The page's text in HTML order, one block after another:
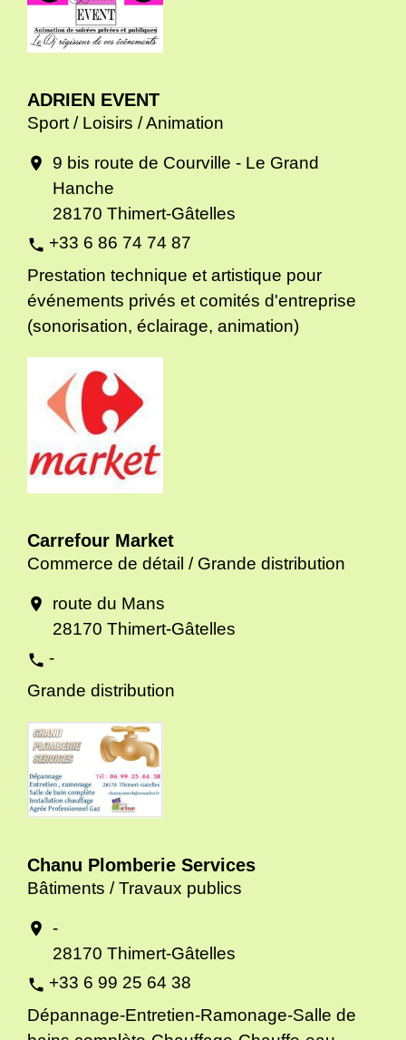
ADRIEN EVENT
Sport / Loisirs / Animation
location_on
9 bis route de Courville - Le Grand
Hanche
28170 Thimert-Gâtelles
phone +33 6 86 74 74 87
Prestation technique et artistique pour
événements privés et comités d'entreprise
(sonorisation, éclairage, animation)
Carrefour Market
Commerce de détail / Grande distribution
location_on
route du Mans
28170 Thimert-Gâtelles
phone -
Grande distribution
Chanu Plomberie Services
Bâtiments / Travaux publics
location_on -
28170 Thimert-Gâtelles
phone +33 6 99 25 64 38
Dépannage-Entretien-Ramonage-Salle de